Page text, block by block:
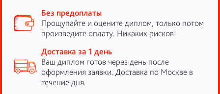
Без предоплаты
Прощупайте и оцените диплом, только потом
произведите оплату. Никаких рисков!
Доставка за 1 день
Ваш диплом готов через день после
оформления заявки. Доставка по Москве в
течение дня.